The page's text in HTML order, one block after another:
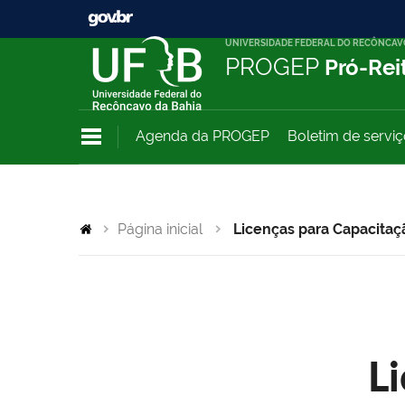
UNIVERSIDADE FEDERAL DO
PROGEP Pró-
Agenda da PROGEP Boletim de
Página inicial Licenças para